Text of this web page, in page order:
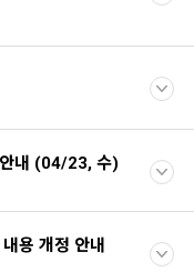
내 (04/23, 수)
용 개정 안내